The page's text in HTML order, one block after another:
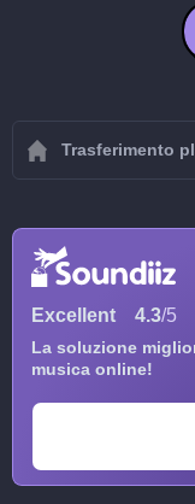
Trasferimento
Excellent 4.3/5
La soluzione
musica online!